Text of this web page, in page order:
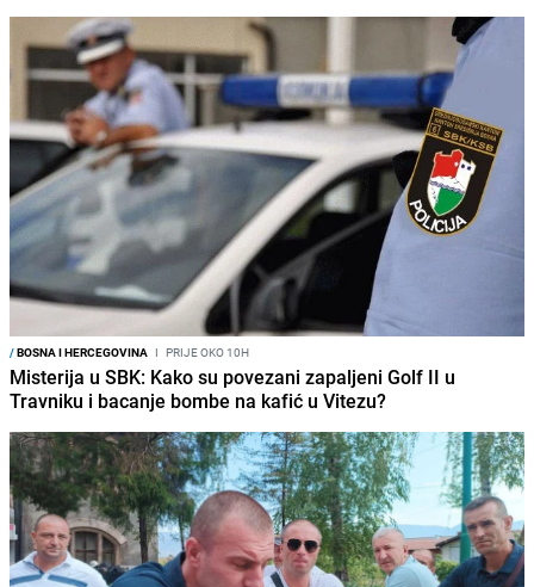
/BOSNA I HERCEGOVINA I PRIJE OKO 10H
Misterija u SBK: Kako su povezani zapaljeni Golf II u
Travniku i bacanje bombe na kafić u Vitezu?